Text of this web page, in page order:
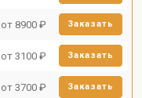
от 8900 ₽ Заказать
от 3100 ₽ Заказать
от 3700 ₽ Заказать